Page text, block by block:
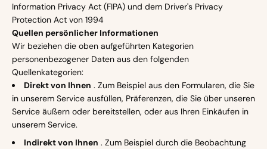
Information Privacy Act (FIPA) und dem Driver's Privacy
Protection Act von 1994
Quellen persönlicher Informationen
Wir beziehen die oben aufgeführten Kategorien
personenbezogener Daten aus den folgenden
Quellenkategorien:
Direkt von Ihnen . Zum Beispiel aus den Formularen, die Sie
in unserem Service ausfüllen, Präferenzen, die Sie über unseren
Service äußern oder bereitstellen, oder aus Ihren Einkäufen in
unserem Service.
Indirekt von Ihnen . Zum Beispiel durch die Beobachtung